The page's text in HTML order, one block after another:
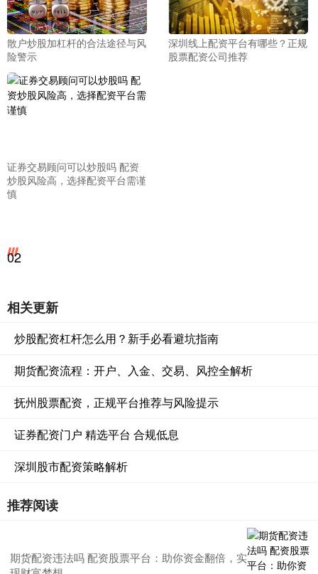
散户炒股加杠杆的合法途径与风
险警示
深圳线上配资平台有哪些？正规
股票配资公司推荐
证券交易顾问可以炒股吗 配资
炒股风险高，选择配资平台需谨
慎
02
相关更新
炒股配资杠杆怎么用？新手必看避坑指南
期货配资流程：开户、入金、交易、风控全解析
抚州股票配资，正规平台推荐与风险提示
证券配资门户 精选平台 合规低息
深圳股市配资策略解析
推荐阅读
期货配资违法吗 配资股票平台：助你资金翻倍，实